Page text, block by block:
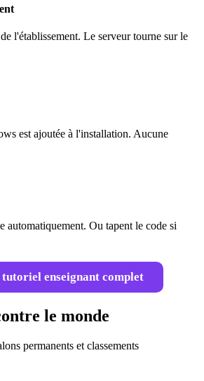
l'établissement. Le serveur tourne sur le
est ajoutée à l'installation. Aucune
automatiquement. Ou tapent le code si
enseignant complet
le monde
permanents et classements